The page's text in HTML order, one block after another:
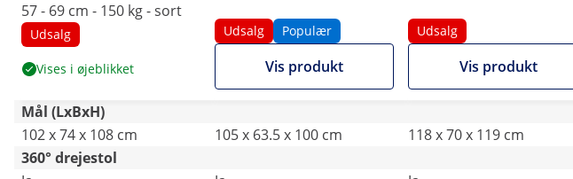
57 - 69 cm - 150 kg - sort
Udsalg
Vises i øjeblikket
Udsalg Populær
Vis produkt
Udsalg
Vis produkt
Mål (LxBxH)
102 x 74 x 108 cm
105 x 63.5 x 100 cm 118 x 70 x 119 cm
360° drejestol